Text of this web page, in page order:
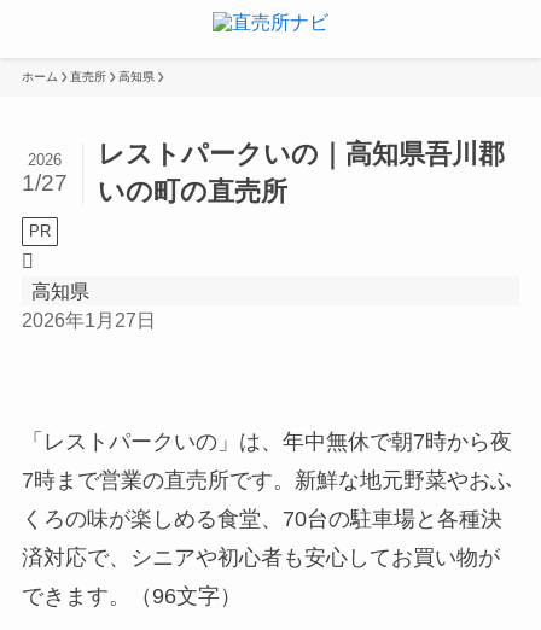
ホーム 直売所 高知県
レストパークいの｜高知県吾川郡
いの町の直売所
2026
1/27
PR
高知県
2026年1月27日
「レストパークいの」は、年中無休で朝7時から夜
7時まで営業の直売所です。新鮮な地元野菜やおふ
くろの味が楽しめる食堂、70台の駐車場と各種決
済対応で、シニアや初心者も安心してお買い物が
できます。（96文字）